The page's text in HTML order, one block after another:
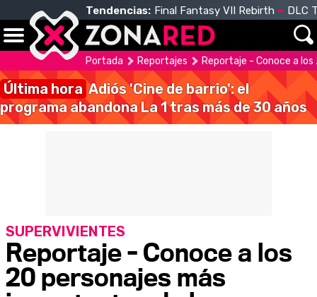
Tendencias: Final Fantasy VII Rebirth DLC
Portada Reportajes Reportaje - Conoce a
Última hora Adiós 'Cine de barrio': el
programa abandona La 1 tras más de 30 años
Reportaje - Conoce a los
20 personajes más
SUPERVIVIENTES